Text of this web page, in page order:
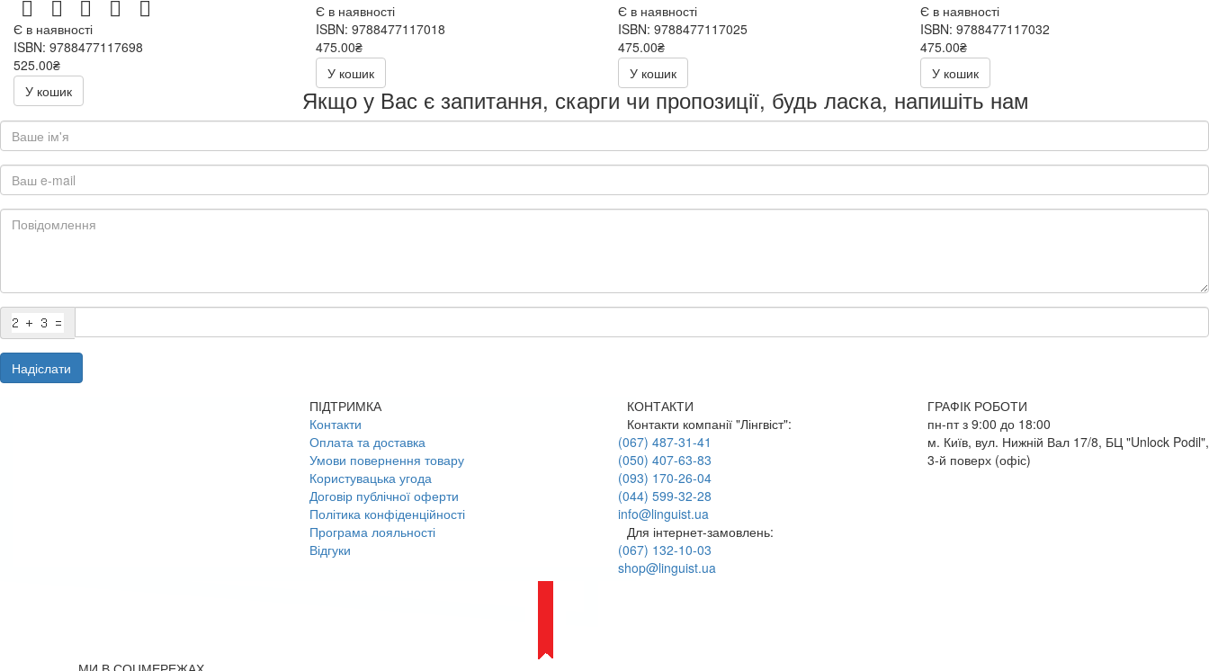
Є в наявності
ISBN: 9788477117698
525.00₴
750.00₴
У кошик
Є в наявності
ISBN: 9788477117018
475.00₴
У кошик
Є в наявності
ISBN: 9788477117025
475.00₴
У кошик
Є в наявності
ISBN: 9788477117032
475.00₴
У кошик
Якщо у Вас є запитання, скарги чи пропозиції, будь ласка, напишіть нам
Надіслати
ПІДТРИМКА
Контакти
Оплата та доставка
Умови повернення товару
Користувацька угода
Договір публічної оферти
Політика конфіденційності
Програма лояльності
Відгуки
КОНТАКТИ
Контакти компанії "Лінгвіст":
(067) 487-31-41
(050) 407-63-83
(093) 170-26-04
(044) 599-32-28
info@linguist.ua
Для інтернет-замовлень:
(067) 132-10-03
shop@linguist.ua
ГРАФІК РОБОТИ
пн-пт з 9:00 до 18:00
м. Київ, вул. Нижній Вал 17/8, БЦ "Unlock Podil",
3-й поверх (офіс)